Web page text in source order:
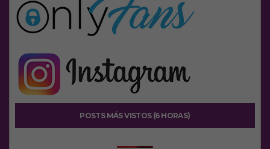
POSTS MÁS VISTOS (6 HORAS)